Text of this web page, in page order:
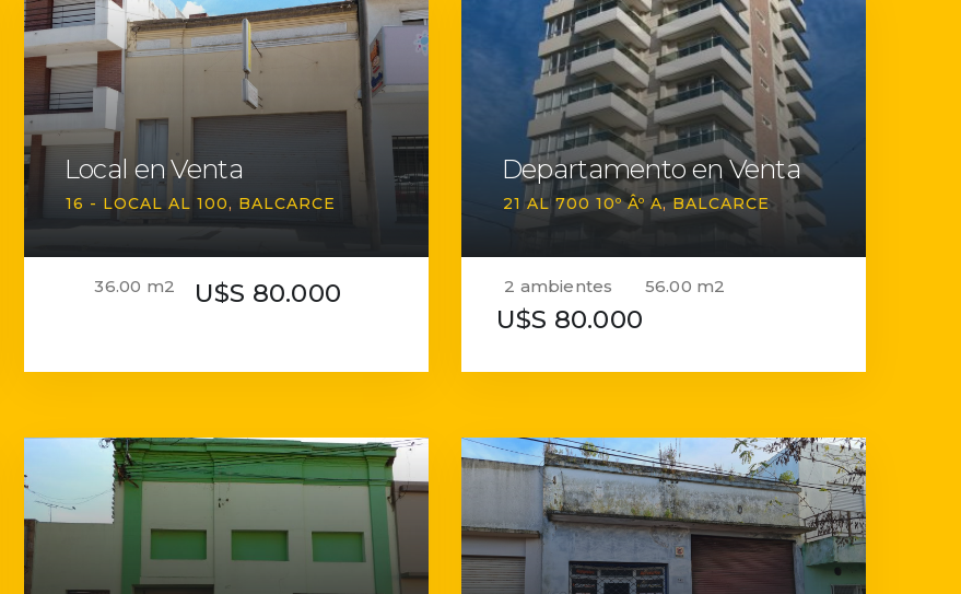
Local en Venta
16 - LOCAL AL 100 BALCARCE
36.00 m2 U$S 80.000
Departamento en Venta
21 AL 700 10º Âº A BALCARCE
2 ambientes 56.00 m2
U$S 80.000